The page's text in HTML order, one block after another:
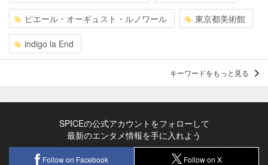
ピエール・オーギュスト・ルノワール 東京都美術館
indigo la End
キーワードをもっと見る
SPICEの公式アカウントをフォローして
最新のエンタメ情報を手に入れよう
Follow on Facebook Follow on X